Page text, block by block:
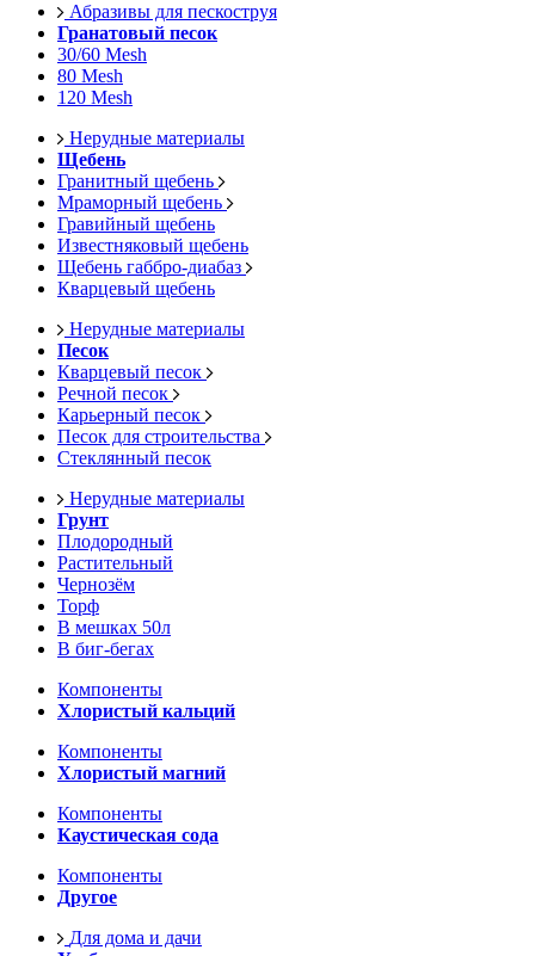
Абразивы для пескоструя
Гранатовый песок
30/60 Mesh
80 Mesh
120 Mesh
Нерудные материалы
Щебень
Гранитный щебень
Мраморный щебень
Гравийный щебень
Известняковый щебень
Щебень габбро-диабаз
Кварцевый щебень
Нерудные материалы
Песок
Кварцевый песок
Речной песок
Карьерный песок
Песок для строительства
Стеклянный песок
Нерудные материалы
Грунт
Плодородный
Растительный
Чернозём
Торф
В мешках 50л
В биг-бегах
Компоненты
Хлористый кальций
Компоненты
Хлористый магний
Компоненты
Каустическая сода
Компоненты
Другое
Для дома и дачи